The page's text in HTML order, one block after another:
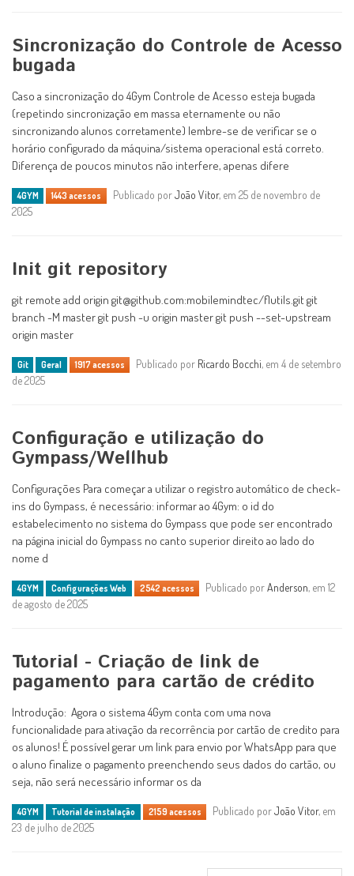
Sincronização do Controle de Acesso
bugada
Caso a sincronização do 4Gym Controle de Acesso esteja bugada
(repetindo sincronização em massa eternamente ou não
sincronizando alunos corretamente) lembre-se de verificar se o
horário configurado da máquina/sistema operacional está correto.
Diferença de poucos minutos não interfere, apenas difere
4GYM 1443 acessos Publicado porJoão Vitor, em 25 de novembro de
2025
Init git repository
git remote add origin git@github.com:mobilemindtec/flutils.git git
branch -M master git push -u origin master git push --set-upstream
origin master
Git Geral 1917 acessos Publicado por Ricardo Bocchi, em 4 de setembro
de 2025
Configuração e utilização do
Gympass/Wellhub
Configurações Para começar a utilizar o registro automático de check-
ins do Gympass, é necessário: informar ao 4Gym: o id do
estabelecimento no sistema do Gympass que pode ser encontrado
na página inicial do Gympass no canto superior direito ao lado do
nome d
4GYM Configurações Web 2542 acessos Publicado porAnderson, em 12
de agosto de 2025
Tutorial - Criação de link de
pagamento para cartão de crédito
Introdução: Agora o sistema 4Gym conta com uma nova
funcionalidade para ativação da recorrência por cartão de credito para
os alunos! É possível gerar um link para envio por WhatsApp para que
o aluno finalize o pagamento preenchendo seus dados do cartão, ou
seja, não será necessário informar os da
4GYM Tutorial de instalação 2159 acessos Publicado porJoão Vitor, em
23 de julho de 2025